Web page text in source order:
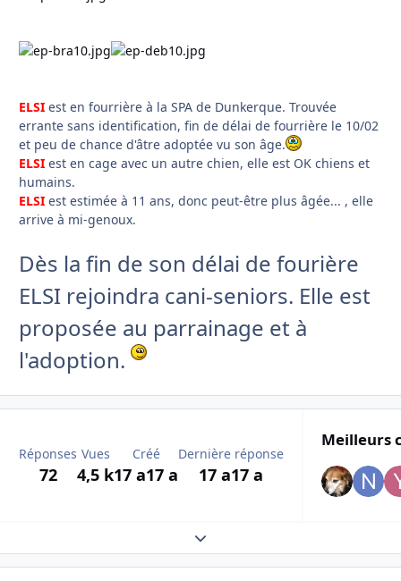
ELSI est en fourrière à la SPA de Dunkerque. Trouvée
errante sans identification, fin de délai de fourrière le 10/02
et peu de chance d'âtre adoptée vu son âge.
ELSI est en cage avec un autre chien, elle est OK chiens et
humains.
ELSI est estimée à 11 ans, donc peut-être plus âgée... , elle
arrive à mi-genoux.
Dès la fin de son délai de fourière
ELSI rejoindra cani-seniors. Elle est
proposée au parrainage et à
l'adoption.
Réponses
72
Vues
4,5 k
Créé
17 a17 a
Dernière réponse
17 a17 a
Meilleurs
Expand topic overview